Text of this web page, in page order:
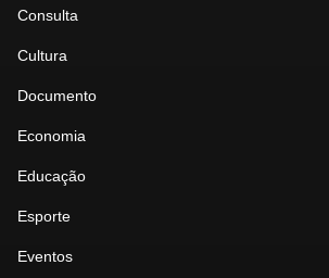
Consulta
Cultura
Documento
Economia
Educação
Esporte
Eventos